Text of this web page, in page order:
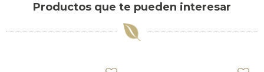
Productos que te pueden interesar